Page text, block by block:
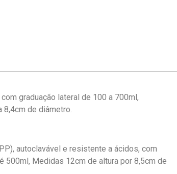
graduação lateral de 100 a 700ml,
8,4cm de diâmetro.
autoclavável e resistente a ácidos, com
500ml, Medidas 12cm de altura por 8,5cm de